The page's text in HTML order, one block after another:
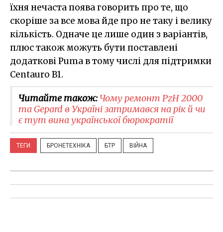
їхня нечаста поява говорить про те, що
скоріше за все мова йде про не таку і велику
кількість. Одначе це лише один з варіантів,
плюс також можуть бути поставлені
додаткові Puma в тому числі для підтримки
Centauro B1.
Читайте також:Чому ремонт PzH 2000
та Gepard в Україні затримався на рік й чи
є тут вина української бюрократії
ТЕГИ БРОНЕТЕХНІКА БТР ВІЙНА